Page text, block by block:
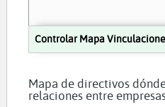
Controlar Mapa
Mapa de directivos
relaciones entre